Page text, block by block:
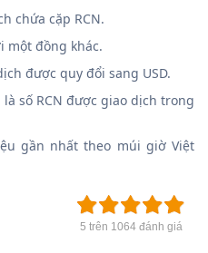
chứa cặp RCN.
một đồng khác.
được quy đổi sang USD.
số RCN được giao dịch trong
gần nhất theo múi giờ Việt
5 trên 1064 đánh giá